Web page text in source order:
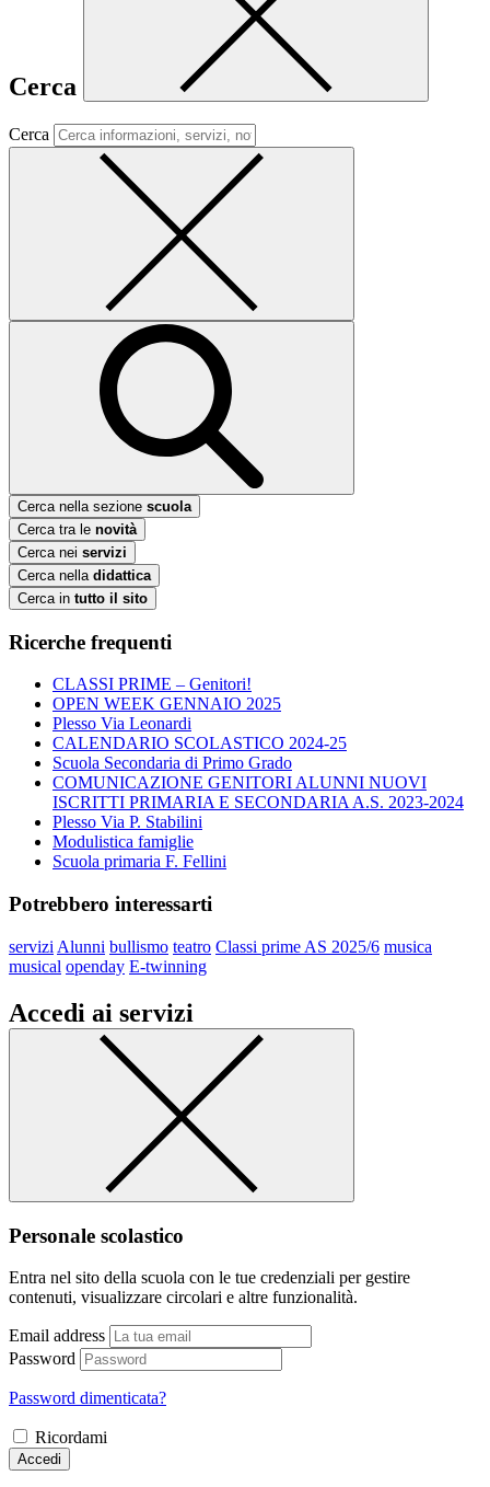
Cerca
Cerca
Cerca nella sezione scuola
Cerca tra le novità
Cerca nei servizi
Cerca nella didattica
Cerca in tutto il sito
Ricerche frequenti
CLASSI PRIME – Genitori!
OPEN WEEK GENNAIO 2025
Plesso Via Leonardi
CALENDARIO SCOLASTICO 2024-25
Scuola Secondaria di Primo Grado
COMUNICAZIONE GENITORI ALUNNI NUOVI
ISCRITTI PRIMARIA E SECONDARIA A.S. 2023-2024
Plesso Via P. Stabilini
Modulistica famiglie
Scuola primaria F. Fellini
Potrebbero interessarti
servizi Alunni bullismo teatro Classi prime AS 2025/6 musica
musical openday E-twinning
Accedi ai servizi
Personale scolastico
Entra nel sito della scuola con le tue credenziali per gestire
contenuti, visualizzare circolari e altre funzionalità.
Email address
Password
Password dimenticata?
Ricordami
Accedi